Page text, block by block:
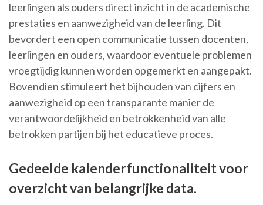
leerlingen als ouders direct inzicht in de academische
prestaties en aanwezigheid van de leerling. Dit
bevordert een open communicatie tussen docenten,
leerlingen en ouders, waardoor eventuele problemen
vroegtijdig kunnen worden opgemerkt en aangepakt.
Bovendien stimuleert het bijhouden van cijfers en
aanwezigheid op een transparante manier de
verantwoordelijkheid en betrokkenheid van alle
betrokken partijen bij het educatieve proces.
Gedeelde kalenderfunctionaliteit voor
overzicht van belangrijke data.